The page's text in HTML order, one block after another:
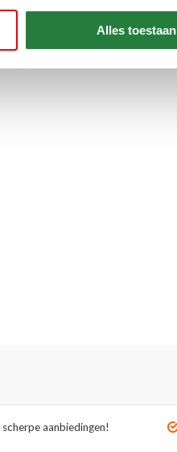
Alles toestaan
aanbiedingen!